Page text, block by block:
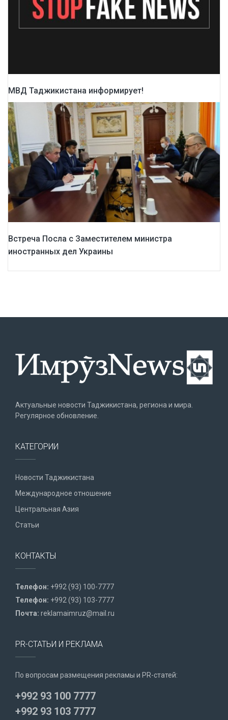
МВД Таджикистана информирует!
Встреча Посла с Заместителем министра
иностранных дел Украины
Актуальные новости Таджикистана, региона и мира.
Регулярное обновление.
КАТЕГОРИИ
Новости Таджикистана
Международное отношение
Центральная Азия
Статьи
КОНТАКТЫ
Телефон: +992 (93) 100-7777
Телефон: +992 (93) 103-7777
Почта: reklamaimruz@mail.ru
PR-СТАТЬИ И РЕКЛАМА
По вопросам размещения рекламы и PR-статей:
+992 93 100 7777
+992 93 103 7777